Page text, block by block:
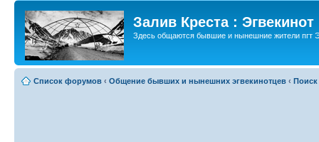
Залив Креста : Эгвекинот
Здесь общаются бывшие и нынешние жители пгт
Список форумов ‹ Общение бывших и нынешних эгвекинотцев ‹ Поиск